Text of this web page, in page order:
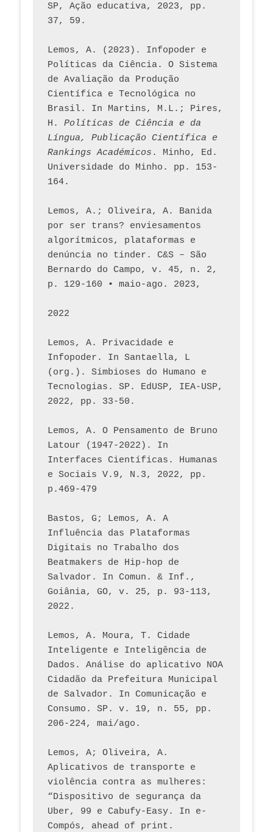
SP, Ação educativa, 2023, pp.
37, 59.
Lemos, A. (2023). Infopoder e
Políticas da Ciência. O Sistema
de Avaliação da Produção
Científica e Tecnológica no
Brasil. In Martins, M.L.; Pires,
H. Políticas de Ciência e da
Língua, Publicação Científica e
Rankings Académicos . Minho, Ed.
Universidade do Minho. pp. 153-
164.
Lemos, A.; Oliveira, A. Banida
por ser trans? enviesamentos
algorítmicos, plataformas e
denúncia no tinder. C&S – São
Bernardo do Campo, v. 45, n. 2,
p. 129-160 • maio-ago. 2023,
2022
Lemos, A. Privacidade e
Infopoder. In Santaella, L
(org.). Simbioses do Humano e
Tecnologias. SP. EdUSP, IEA-USP,
2022, pp. 33-50.
Lemos, A. O Pensamento de Bruno
Latour (1947-2022). In
Interfaces Científicas. Humanas
e Sociais V.9, N.3, 2022, pp.
p.469-479
Bastos, G; Lemos, A. A
Influência das Plataformas
Digitais no Trabalho dos
Beatmakers de Hip-hop de
Salvador. In Comun. & Inf.,
Goiânia, GO, v. 25, p. 93-113,
2022.
Lemos, A. Moura, T. Cidade
Inteligente e Inteligência de
Dados. Análise do aplicativo NOA
Cidadão da Prefeitura Municipal
de Salvador. In Comunicação e
Consumo. SP. v. 19, n. 55, pp.
206-224, mai/ago.
Lemos, A; Oliveira, A.
Aplicativos de transporte e
violência contra as mulheres:
“Dispositivo de segurança da
Uber, 99 e Cabufy-Easy. In e-
Compós, ahead of print.